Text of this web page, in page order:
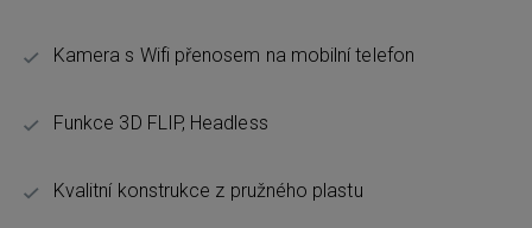
Kamera s Wifi přenosem na mobilní telefon
Funkce 3D FLIP, Headless
Kvalitní konstrukce z pružného plastu